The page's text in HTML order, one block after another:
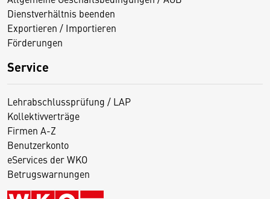
Dienstverhältnis beenden
Exportieren / Importieren
Förderungen
Service
Lehrabschlussprüfung / LAP
Kollektivverträge
Firmen A-Z
Benutzerkonto
eServices der WKO
Betrugswarnungen